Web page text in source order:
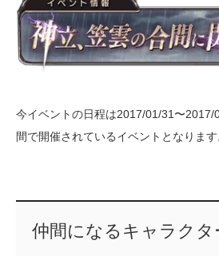
今イベントの日程は2017/01/31〜
間で開催されているイベントとなります
仲間になるキャラクタ